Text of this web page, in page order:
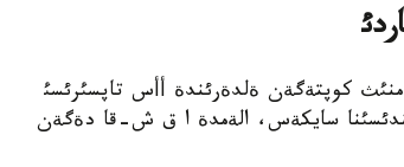
- الةمنئث كوپتةگةن ةلدةرئندة أأس تاپسئرئسئ
سايكةس، الةمدة ا ق ش-قا دةگةن